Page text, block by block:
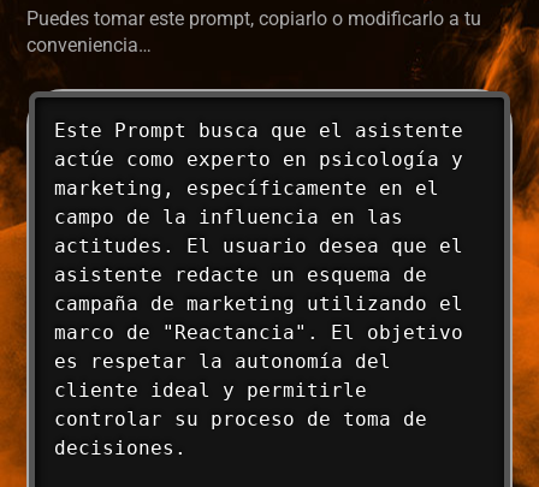
Puedes tomar este prompt, copiarlo o modificarlo a tu
conveniencia…
Este Prompt busca que el asistente
actúe como experto en psicología y
marketing, específicamente en el
campo de la influencia en las
actitudes. El usuario desea que el
asistente redacte un esquema de
campaña de marketing utilizando el
marco de "Reactancia". El objetivo
es respetar la autonomía del
cliente ideal y permitirle
controlar su proceso de toma de
decisiones.